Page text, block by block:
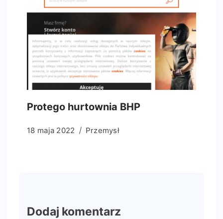
Protego hurtownia BHP
18 maja 2022 Przemysł
Dodaj komentarz